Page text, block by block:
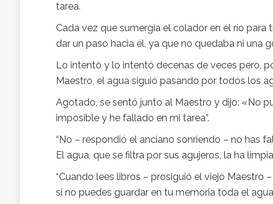
tarea.
Cada vez que sumergía el colador en el río para
dar un paso hacia él, ya que no quedaba ni una
Lo intentó y lo intentó decenas de veces pero,
Maestro, el agua siguió pasando por todos los
Agotado, se sentó junto al Maestro y dijo: «No
imposible y he fallado en mi tarea”.
“No – respondió el anciano sonriendo – no has
El agua, que se filtra por sus agujeros, la ha
“Cuando lees libros – prosiguió el viejo
si no puedes guardar en tu memoria toda el